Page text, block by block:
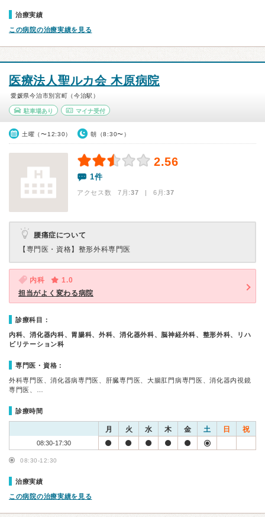
治療実績
この病院の治療実績を見る
医療法人聖ルカ会 木原病院
愛媛県今治市別宮町（今治駅）
駐車場あり マイナ受付
土曜（〜12:30） 朝（8:30〜）
2.56
1件
アクセス数 7月:37 | 6月:37
腰痛症について
【専門医・資格】 整形外科専門医
内科
1.0
担当がよく変わる病院
診療科目：
内科、消化器内科、胃腸科、外科、消化器外科、脳神経外科、整形外科、リハ
ビリテーション科
専門医・資格：
外科専門医、消化器病専門医、肝臓専門医、大腸肛門病専門医、消化器内視鏡
専門医、…
診療時間
月 火 水 木 金 土 日 祝
08:30-17:30
08:30-12:30
治療実績
この病院の治療実績を見る